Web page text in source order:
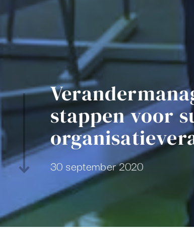
stappen voor
30 september 2020